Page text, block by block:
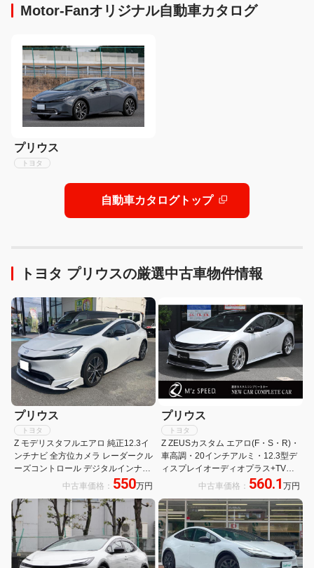
Motor-Fanオリジナル自動車カタログ
プリウス
トヨタ
自動車カタログトップ
トヨタ プリウスの厳選中古車物件情報
プリウス
トヨタ
Z モデリスタフルエアロ 純正12.3イ
ンチナビ 全方位カメラ レーダークル
ーズコントロール デジタルインナー
ミラー ETC アルミホイール ミラー
中古車価格： 550万円
プリウス
トヨタ
Z ZEUSカスタム エアロ(F・S・R)・
車高調・20インチアルミ・12.3型デ
ィスプレイオーディオプラス+TV・
パノラマルーフ・デジタルインナー
キー・ITSコネクト
中古車価格： 560.1 万円